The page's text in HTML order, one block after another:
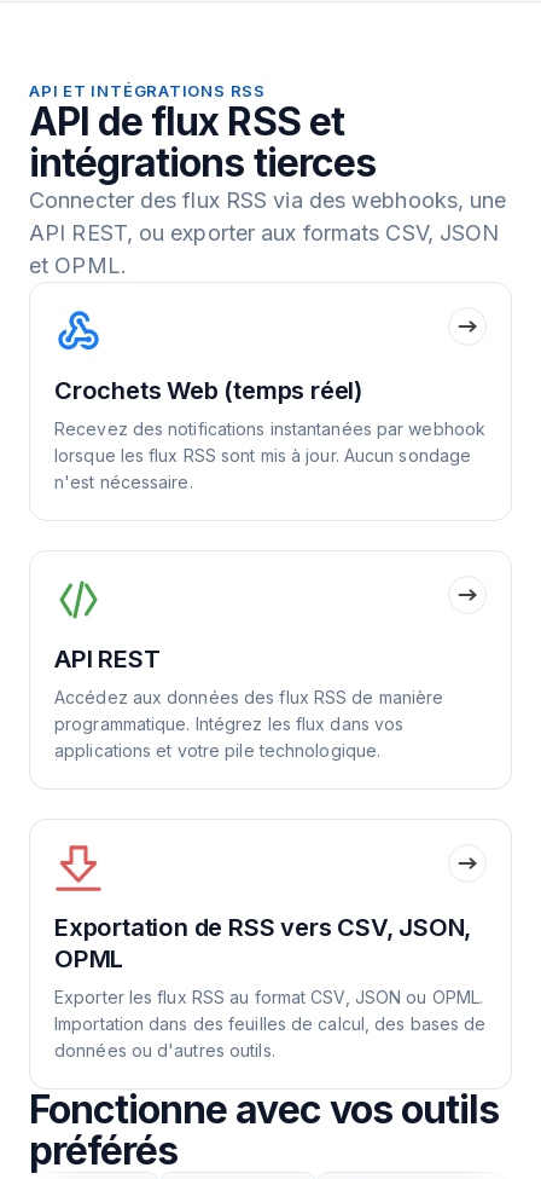
API ET INTÉGRATIONS RSS
API de flux RSS et
intégrations tierces
Connecter des flux RSS via des webhooks, une
API REST, ou exporter aux formats CSV, JSON
et OPML.
Crochets Web (temps réel)
Recevez des notifications instantanées par webhook
lorsque les flux RSS sont mis à jour. Aucun sondage
n'est nécessaire.
API REST
Accédez aux données des flux RSS de manière
programmatique. Intégrez les flux dans vos
applications et votre pile technologique.
Exportation de RSS vers CSV, JSON,
OPML
Exporter les flux RSS au format CSV, JSON ou OPML.
Importation dans des feuilles de calcul, des bases de
données ou d'autres outils.
Fonctionne avec vos outils
préférés